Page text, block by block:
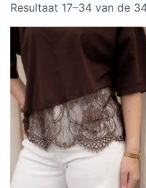
Resultaat 17–34 van de